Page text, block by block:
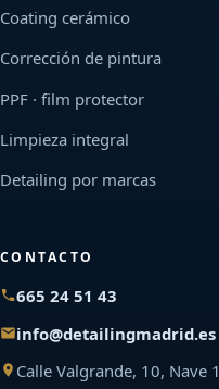
Coating cerámico
Corrección de pintura
PPF · film protector
Limpieza integral
Detailing por marcas
CONTACTO
665 24 51 43
info@detailingmadrid.es
Calle Valgrande, 10, Nave 1